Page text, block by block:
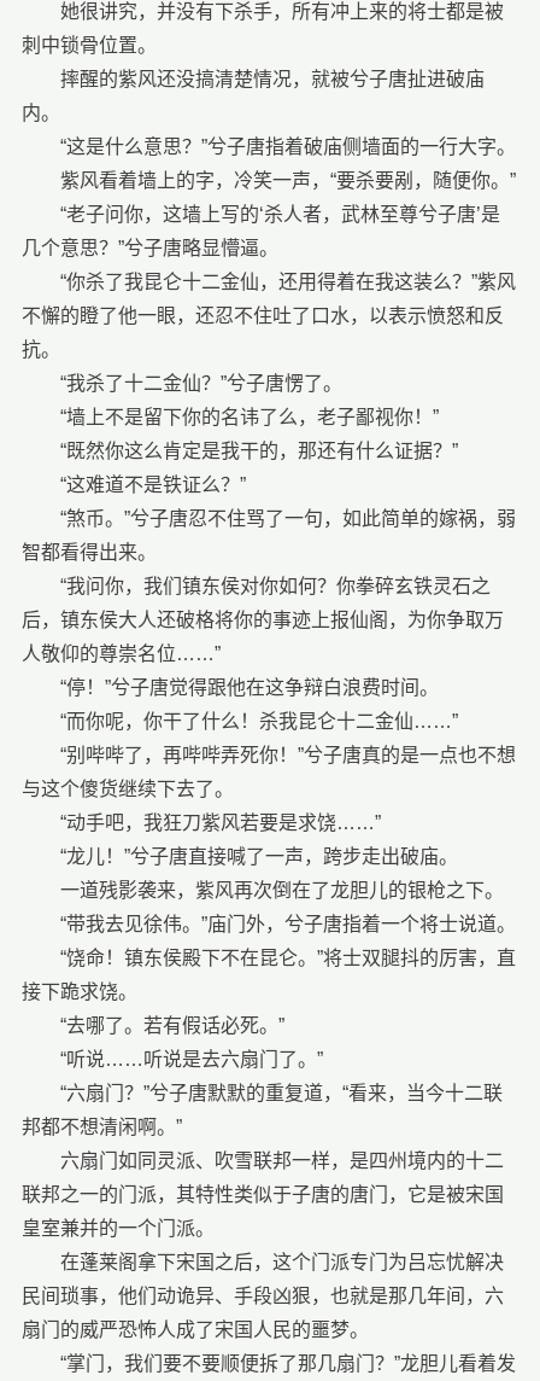
她很讲究，并没有下杀手，所有冲上来的将士都是被
刺中锁骨位置。
摔醒的紫风还没搞清楚情况，就被兮子唐扯进破庙
内。
“这是什么意思？”兮子唐指着破庙侧墙面的一行大字。
紫风看着墙上的字，冷笑一声，“要杀要剐，随便你。”
“老子问你，这墙上写的‘杀人者，武林至尊兮子唐’是
几个意思？”兮子唐略显懵逼。
“你杀了我昆仑十二金仙，还用得着在我这装么？”紫风
不懈的瞪了他一眼，还忍不住吐了口水，以表示愤怒和反
抗。
“我杀了十二金仙？”兮子唐愣了。
“墙上不是留下你的名讳了么，老子鄙视你！”
“既然你这么肯定是我干的，那还有什么证据？”
“这难道不是铁证么？”
“煞币。”兮子唐忍不住骂了一句，如此简单的嫁祸，弱
智都看得出来。
“我问你，我们镇东侯对你如何？你拳碎玄铁灵石之
后，镇东侯大人还破格将你的事迹上报仙阁，为你争取万
人敬仰的尊崇名位……”
“停！”兮子唐觉得跟他在这争辩白浪费时间。
“而你呢，你干了什么！杀我昆仑十二金仙……”
“别哔哔了，再哔哔弄死你！”兮子唐真的是一点也不想
与这个傻货继续下去了。
“动手吧，我狂刀紫风若要是求饶……”
“龙儿！”兮子唐直接喊了一声，跨步走出破庙。
一道残影袭来，紫风再次倒在了龙胆儿的银枪之下。
“带我去见徐伟。”庙门外，兮子唐指着一个将士说道。
“饶命！镇东侯殿下不在昆仑。”将士双腿抖的厉害，直
接下跪求饶。
“去哪了。若有假话必死。”
“听说……听说是去六扇门了。”
“六扇门？”兮子唐默默的重复道，“看来，当今十二联
邦都不想清闲啊。”
六扇门如同灵派、吹雪联邦一样，是四州境内的十二
联邦之一的门派，其特性类似于子唐的唐门，它是被宋国
皇室兼并的一个门派。
在蓬莱阁拿下宋国之后，这个门派专门为吕忘忧解决
民间琐事，他们动诡异、手段凶狠，也就是那几年间，六
扇门的威严恐怖人成了宋国人民的噩梦。
“掌门，我们要不要顺便拆了那几扇门？”龙胆儿看着发